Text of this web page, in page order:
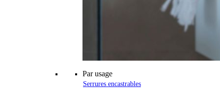
Par usage
Serrures encastrables